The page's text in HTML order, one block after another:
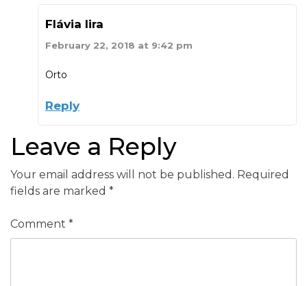
Flávia lira
February 22, 2018 at 9:42 pm
Orto
Reply
Leave a Reply
Your email address will not be published. Required
fields are marked *
Comment *